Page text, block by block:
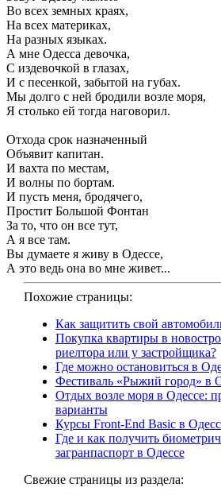
Во всех земных краях,
На всех материках,
На разных языках.
А мне Одесса девочка,
С издевочкой в глазах,
И с песенкой, забытой на губах.
Мы долго с ней бродили возле моря,
Я столько ей тогда наговорил.
Отхода срок назначенный
Объявит капитан.
И вахта по местам,
И волны по бортам.
И пусть меня, бродячего,
Простит Большой Фонтан
За то, что он все тут,
А я все там.
Вы думаете я живу в Одессе,
А это ведь она во мне живет...
Похожие страницы:
Как защитить свой
Покупка квартиры в
риелтора или у застройщика?
Где можно остановиться в
Фестиваль «Рыжий город» в
Отдых возле моря в Одессе:
варианты
Курсы Front-End Basic в
Где и как получить
загранпаспорт в Одессе
Свежие страницы из раздела: